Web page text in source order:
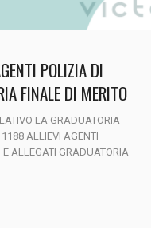
POLIZIA DI
FINALE DI MERITO
LA GRADUATORIA
ALLIEVI AGENTI
ALLEGATI GRADUATORIA